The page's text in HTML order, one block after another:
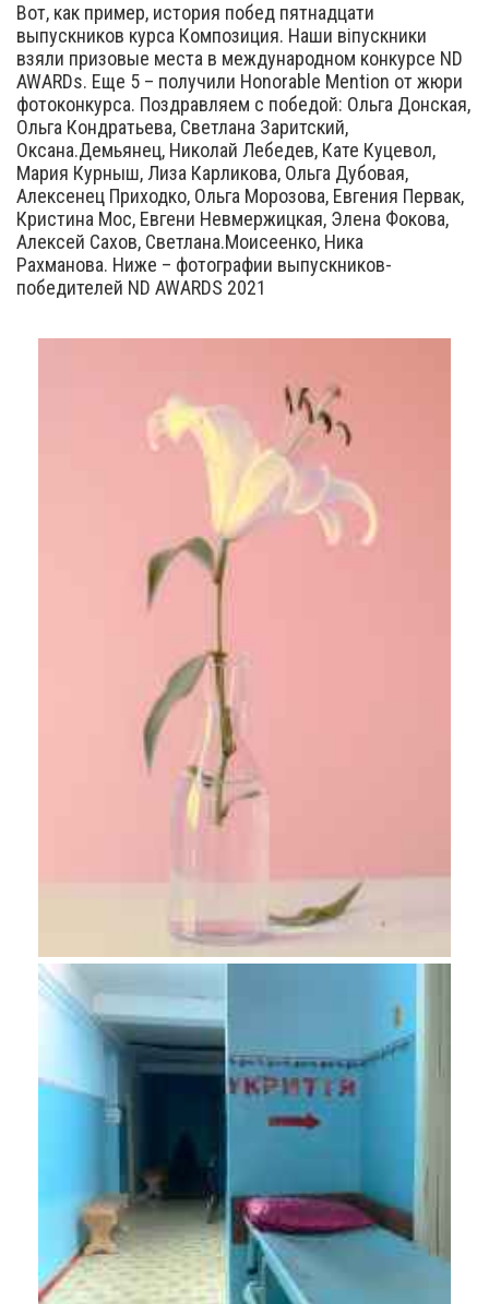
Вот, как пример, история побед пятнадцати
выпускников курса Композиция. Наши віпускники
взяли призовые места в международном конкурсе ND
AWARDs. Еще 5 – получили Honorable Mention от жюри
фотоконкурса. Поздравляем с победой: Ольга Донская,
Ольга Кондратьева, Светлана Заритский,
Оксана.Демьянец, Николай Лебедев, Кате Куцевол,
Мария Курныш, Лиза Карликова, Ольга Дубовая,
Алексенец Приходко, Ольга Морозова, Евгения Первак,
Кристина Мос, Евгени Невмержицкая, Элена Фокова,
Алексей Сахов, Светлана.Моисеенко, Ника
Рахманова. Ниже – фотографии выпускников-
победителей ND AWARDS 2021